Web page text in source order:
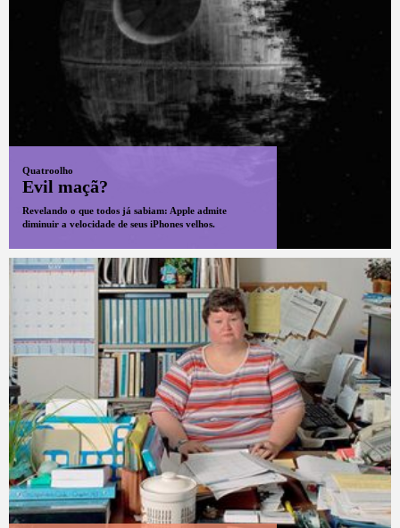
Quatroolho
Evil maçã?
Revelando o que todos já sabiam: Apple admite
diminuir a velocidade de seus iPhones velhos.